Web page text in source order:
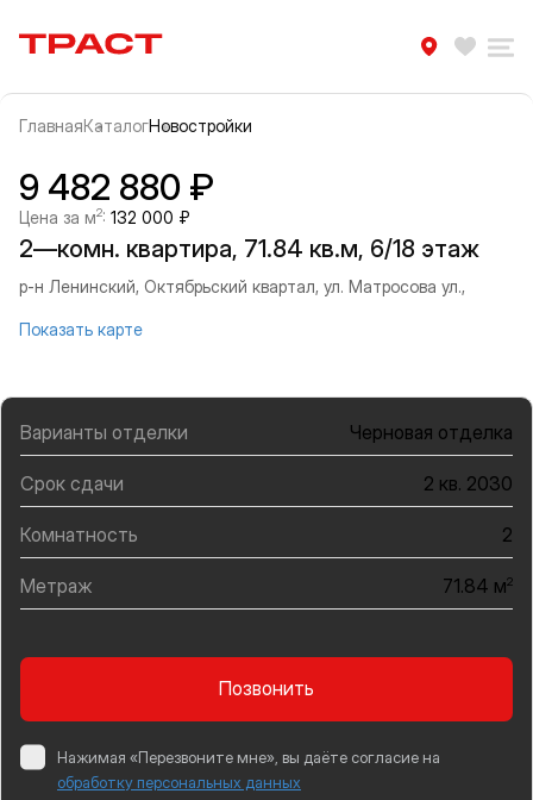
Траст | Служба недвижимости
ГлавнаяКаталогНовостройки
Информация об объекте
Галерея
9 482 880 ₽
Цена за м2: 132 000 ₽
2—комн. квартира, 71.84 кв.м, 6/18 этаж
р-н Ленинский, Октябрьский квартал, ул. Матросова ул.,
Показать карте
Варианты отделки Черновая отделка
Срок сдачи 2 кв. 2030
Комнатность 2
Метраж 71.84 м2
Позвонить
Нажимая «Перезвоните мне», вы даёте согласие на
обработку персональных данных